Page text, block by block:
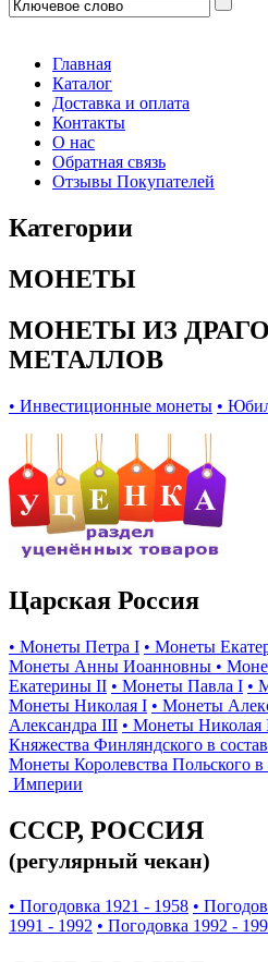
Главная
Каталог
Доставка и оплата
Контакты
О нас
Обратная связь
Отзывы Покупателей
Категории
МОНЕТЫ
МОНЕТЫ ИЗ
МЕТАЛЛОВ
• Инвестиционные монеты •
Царская Россия
• Монеты Петра I • Монеты
Монеты Анны Иоанновны •
Екатерины II • Монеты Павла I •
Монеты Николая I • Монеты
Александра III • Монеты Николая
Княжества Финляндского в
Монеты Королевства Польского в
Империи
СССР, РОССИЯ
(регулярный чекан)
• Погодовка 1921 - 1958 •
1991 - 1992 • Погодовка 1992 -